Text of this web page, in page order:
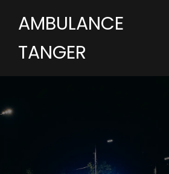
AMBULANCE
TANGER